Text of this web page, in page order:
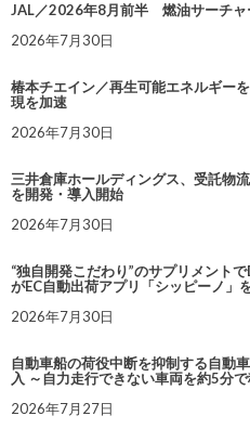
JAL／2026年8月前半 燃油サーチャ
2026年7月30日
椿本チエイン／再生可能エネルギー
現を加速
2026年7月30日
三井倉庫ホールディングス、受託物
を開発・導入開始
2026年7月30日
“独自開発こだわり”のサプリメント
がEC自動出荷アプリ「シッピーノ」
2026年7月30日
自動車船の荷役中断を抑制する自動
入 ～自力走行できない車両を約5分
2026年7月27日